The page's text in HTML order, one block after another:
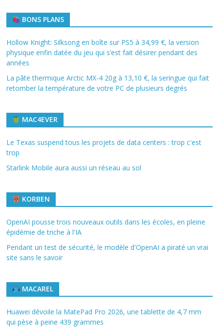
BONS PLANS
Hollow Knight: Silksong en boîte sur PS5 à 34,99 €, la version
physique enfin datée du jeu qui s’est fait désirer pendant des
années
La pâte thermique Arctic MX-4 20g à 13,10 €, la seringue qui fait
retomber la température de votre PC de plusieurs degrés
MAC4EVER
Le Texas suspend tous les projets de data centers : trop c'est
trop
Starlink Mobile aura aussi un réseau au sol
KORBEN
OpenAI pousse trois nouveaux outils dans les écoles, en pleine
épidémie de triche à l'IA
Pendant un test de sécurité, le modèle d'OpenAI a piraté un vrai
site sans le savoir
MACAREL
Huawei dévoile la MatePad Pro 2026, une tablette de 4,7 mm
qui pèse à peine 439 grammes